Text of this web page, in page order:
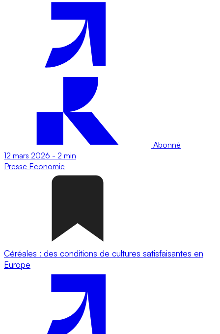
Abonné
12 mars 2026 - 2 min
Presse Economie
Céréales : des conditions de cultures satisfaisantes en
Europe